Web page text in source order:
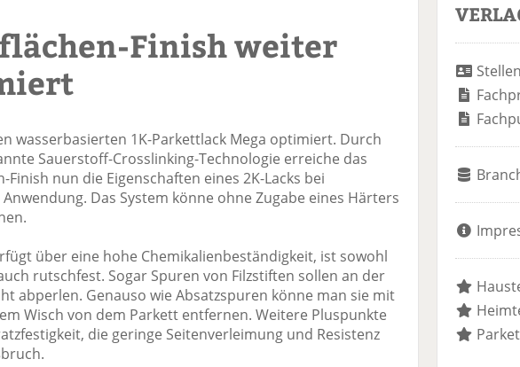
Finish weiter
wasserbasierten 1K-Parkettlack Mega optimiert. Durch
Sauerstoff-Crosslinking-Technologie erreiche das
Finish nun die Eigenschaften eines 2K-Lacks bei
Das System könne ohne Zugabe eines Härters
über eine hohe Chemikalienbeständigkeit, ist sowohl
rutschfest. Sogar Spuren von Filzstiften sollen an der
abperlen. Genauso wie Absatzspuren könne man sie mit
Wisch von dem Parkett entfernen. Weitere Pluspunkte
die geringe Seitenverleimung und Resistenz